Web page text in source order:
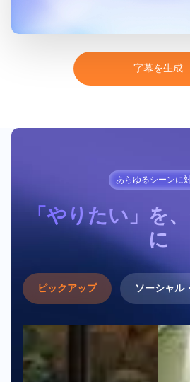
字幕を生成
あらゆるシーンに
「やりたい」を
に
ピックアップ ソーシャル